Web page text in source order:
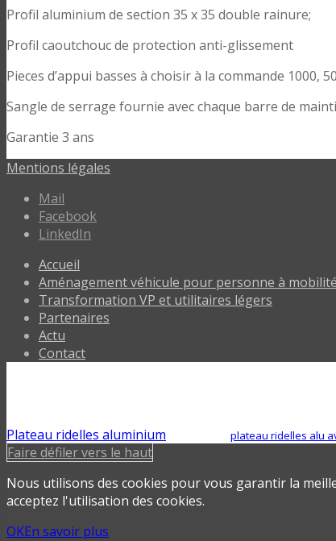
Profil aluminium de section 35 x 35 double rainure;
Profil caoutchouc de protection anti-glissement
Pieces d’appui basses à choisir à la commande 1000,
Sangle de serrage fournie avec chaque barre de
Garantie 3 ans
Mentions légales
Mail
Facebook
LinkedIn
Accueil
Aménagement véhicule pour personne à
Transformation VP et utilitaires légers
Partenaires
Actu
Contact
Plateau ridelles aluminium plateau ridelles alu
Faire défiler vers le haut
Nous utilisons des cookies pour vous garantir la
acceptez l'utilisation des cookies.
OKEn savoir plus